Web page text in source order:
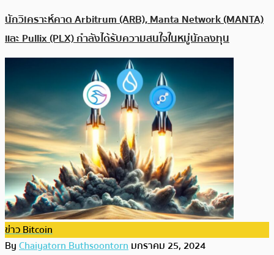
นักวิเคราะห์คาด Arbitrum (ARB), Manta Network (MANTA)
และ Pullix (PLX) กำลังได้รับความสนใจในหมู่นักลงทุน
ข่าว Bitcoin
ByChaiyatorn Buthsoontornมกราคม 25, 2024